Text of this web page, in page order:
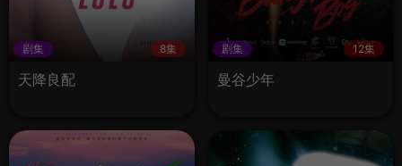
剧集 8集
天降良配
剧集 12集
曼谷少年